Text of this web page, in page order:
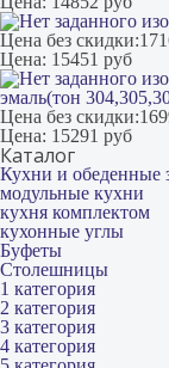
Цена без скидки:
Цена: 15451 руб
эмаль(тон
Цена без скидки:
Цена: 15291 руб
Каталог
Кухни и обеденные
модульные кухни
кухня комплектом
кухонные углы
Буфеты
Столешницы
1 категория
2 категория
3 категория
4 категория